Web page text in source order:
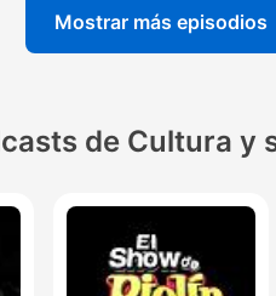
Mostrar más episodios
de Cultura y